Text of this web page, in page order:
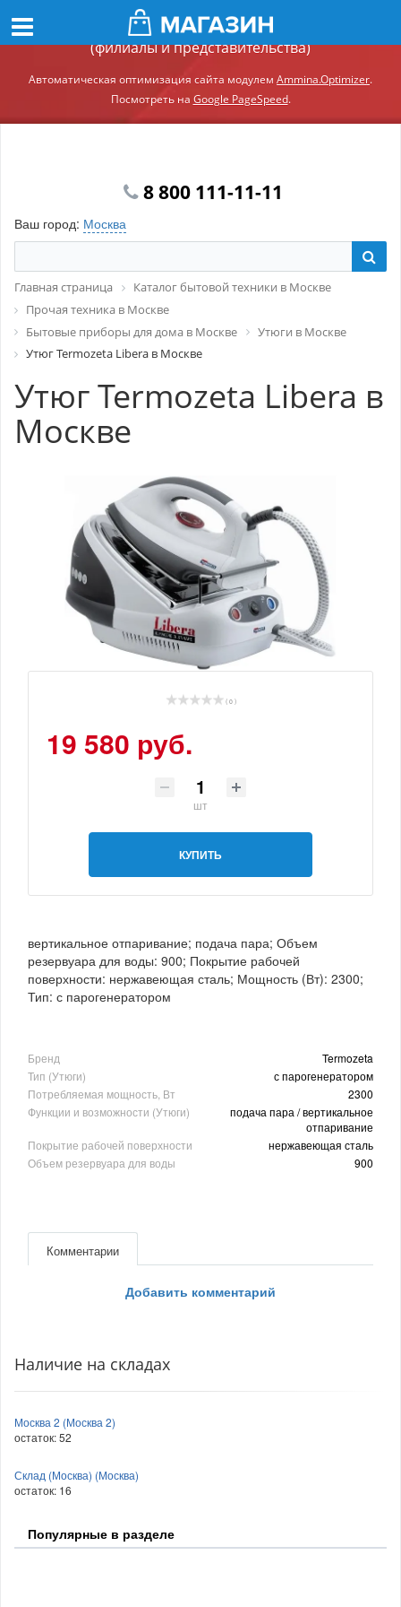
Демонстрационный сайт модуля Ammina.Регионы
(филиалы и представительства)
Автоматическая оптимизация сайта модулем Ammina.Optimizer.
Посмотреть на Google PageSpeed.
8 800 111-11-11
Ваш город: Москва
Главная страница
Каталог бытовой техники в Москве
Прочая техника в Москве
Бытовые приборы для дома в Москве
Утюги в Москве
Утюг Termozeta Libera в Москве
Утюг Termozeta Libera в
Москве
( 0 )
19 580 руб.
шт
КУПИТЬ
вертикальное отпаривание; подача пара; Объем
резервуара для воды: 900; Покрытие рабочей
поверхности: нержавеющая сталь; Мощность (Вт): 2300;
Тип: с парогенератором
Бренд
Termozeta
Тип (Утюги)
с парогенератором
Потребляемая мощность, Вт
2300
Функции и возможности (Утюги)
подача пара / вертикальное
отпаривание
Покрытие рабочей поверхности
нержавеющая сталь
Объем резервуара для воды
900
Комментарии
Добавить комментарий
Наличие на складах
Москва 2 (Москва 2)
остаток:52
Склад (Москва) (Москва)
остаток: 16
Популярные в разделе